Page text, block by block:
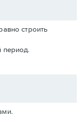
строить
период.